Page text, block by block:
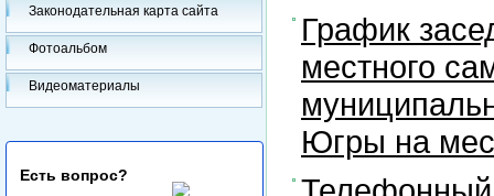
Законодательная карта сайта
Фотоальбом
Видеоматериалы
Есть вопрос?
График
местного
Югры на